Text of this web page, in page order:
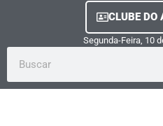
CLUBE DO
Segunda-Feira, 10